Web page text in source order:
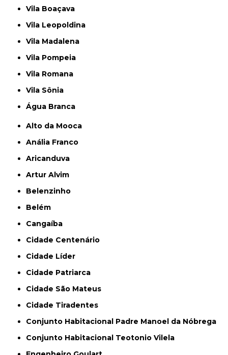
Vila Boaçava
Vila Leopoldina
Vila Madalena
Vila Pompeia
Vila Romana
Vila Sônia
Água Branca
Alto da Mooca
Anália Franco
Aricanduva
Artur Alvim
Belenzinho
Belém
Cangaíba
Cidade Centenário
Cidade Líder
Cidade Patriarca
Cidade São Mateus
Cidade Tiradentes
Conjunto Habitacional Padre Manoel da Nóbrega
Conjunto Habitacional Teotonio Vilela